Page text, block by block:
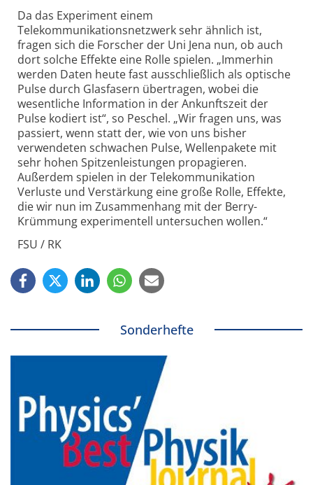
Da das Experiment einem
Telekommunikationsnetzwerk sehr ähnlich ist,
fragen sich die Forscher der Uni Jena nun, ob auch
dort solche Effekte eine Rolle spielen. „Immerhin
werden Daten heute fast ausschließlich als optische
Pulse durch Glasfasern übertragen, wobei die
wesentliche Information in der Ankunftszeit der
Pulse kodiert ist“, so Peschel. „Wir fragen uns, was
passiert, wenn statt der, wie von uns bisher
verwendeten schwachen Pulse, Wellenpakete mit
sehr hohen Spitzenleistungen propagieren.
Außerdem spielen in der Telekommunikation
Verluste und Verstärkung eine große Rolle, Effekte,
die wir nun im Zusammenhang mit der Berry-
Krümmung experimentell untersuchen wollen.“
FSU / RK
Sonderhefte